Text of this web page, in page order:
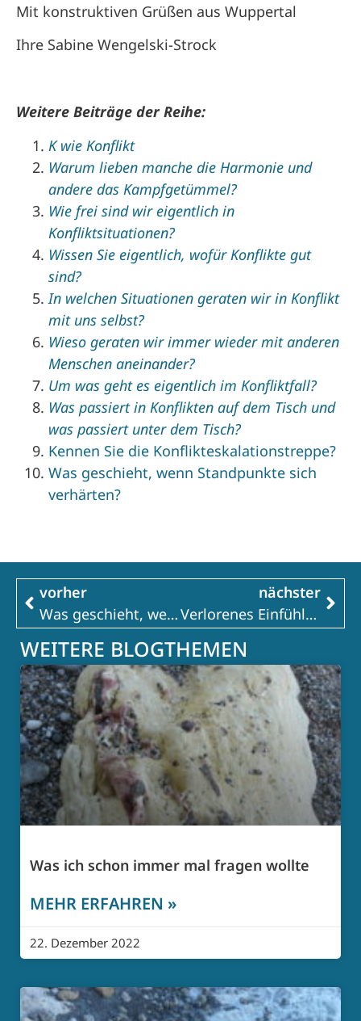
Mit konstruktiven Grüßen aus Wuppertal
Ihre Sabine Wengelski-Strock
Weitere Beiträge der Reihe:
K wie Konflikt
Warum lieben manche die Harmonie und
andere das Kampfgetümmel?
Wie frei sind wir eigentlich in
Konfliktsituationen?
Wissen Sie eigentlich, wofür Konflikte gut
sind?
In welchen Situationen geraten wir in Konflikt
mit uns selbst?
Wieso geraten wir immer wieder mit anderen
Menschen aneinander?
Um was geht es eigentlich im Konfliktfall?
Was passiert in Konflikten auf dem Tisch und
was passiert unter dem Tisch?
Kennen Sie die Konflikteskalationstreppe?
Was geschieht, wenn Standpunkte sich
verhärten?
vorher
Was geschieht, wenn Standpunkte sich verhärten?
nächster
Verlorenes Einfühlungsvermögen
WEITERE BLOGTHEMEN
Was ich schon immer mal fragen wollte
MEHR ERFAHREN »
22. Dezember 2022